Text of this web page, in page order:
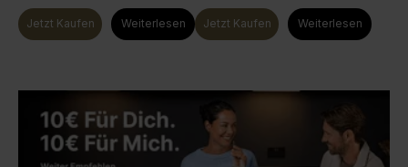
Jetzt Kaufen Weiterlesen Jetzt Kaufen Weiterlesen